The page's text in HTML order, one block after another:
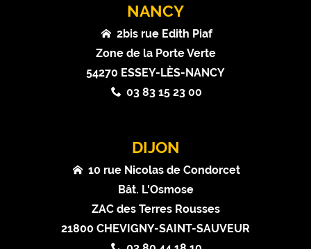
NANCY
2bis rue Edith Piaf
Zone de la Porte Verte
54270 ESSEY-LÈS-NANCY
03 83 15 23 00
DIJON
10 rue Nicolas de Condorcet
Bât. L'Osmose
ZAC des Terres Rousses
21800 CHEVIGNY-SAINT-SAUVEUR